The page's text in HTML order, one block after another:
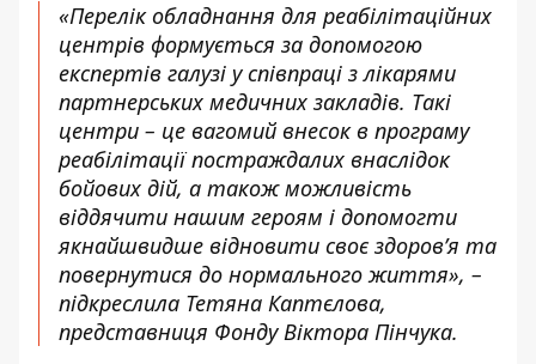
«Перелік обладнання для реабілітаційних
центрів формується за допомогою
експертів галузі у співпраці з лікарями
партнерських медичних закладів. Такі
центри – це вагомий внесок в програму
реабілітації постраждалих внаслідок
бойових дій, а також можливість
віддячити нашим героям і допомогти
якнайшвидше відновити своє здоров’я та
повернутися до нормального життя», –
підкреслила Тетяна Каптєлова,
представниця Фонду Віктора Пінчука.